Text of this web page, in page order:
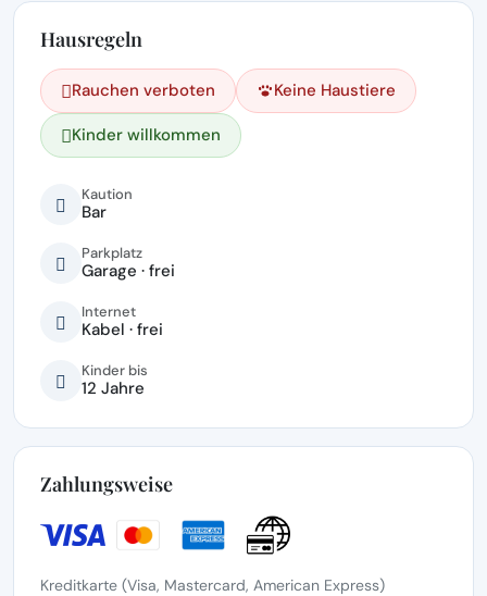
Hausregeln
Rauchen verboten Keine Haustiere
Kinder willkommen
Kaution
Bar
Parkplatz
Garage · frei
Internet
Kabel · frei
Kinder bis
12 Jahre
Zahlungsweise
Kreditkarte (Visa, Mastercard, American Express)